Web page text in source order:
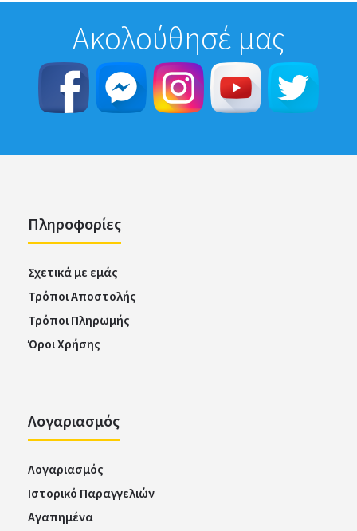
Ακολούθησέ μας
Πληροφορίες
Σχετικά με εμάς
Τρόποι Αποστολής
Τρόποι Πληρωμής
Όροι Χρήσης
Λογαριασμός
Λογαριασμός
Ιστορικό Παραγγελιών
Αγαπημένα